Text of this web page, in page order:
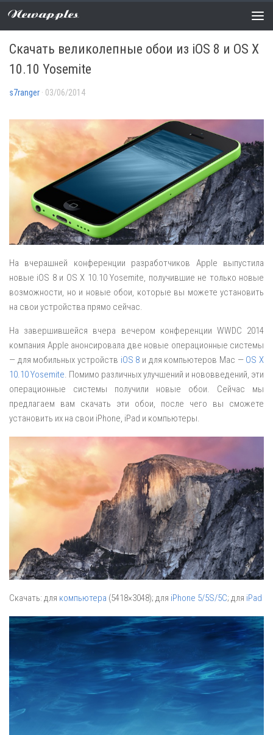
Newapples
ОБОИ 0 COMMENTS
Скачать великолепные обои из iOS 8 и OS X
10.10 Yosemite
s7ranger · 03/06/2014
На вчерашней конференции разработчиков Apple выпустила
новые iOS 8 и OS X 10.10 Yosemite, получившие не только новые
возможности, но и новые обои, которые вы можете установить
на свои устройства прямо сейчас.
На завершившейся вчера вечером конференции WWDC 2014
компания Apple анонсировала две новые операционные системы
— для мобильных устройств iOS 8 и для компьютеров Mac — OS X
10.10 Yosemite . Помимо различных улучшений и нововведений, эти
операционные системы получили новые обои. Сейчас мы
предлагаем вам скачать эти обои, после чего вы сможете
установить их на свои iPhone, iPad и компьютеры.
Скачать: для компьютера (5418×3048); для iPhone 5/5S/5C; для iPad